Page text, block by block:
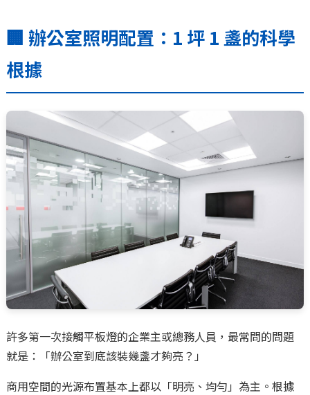
🏢 辦公室照明配置：1 坪 1 盞的科學
根據
許多第一次接觸平板燈的企業主或總務人員，最常問的問題
就是：「辦公室到底該裝幾盞才夠亮？」
商用空間的光源布置基本上都以「明亮、均勻」為主。根據